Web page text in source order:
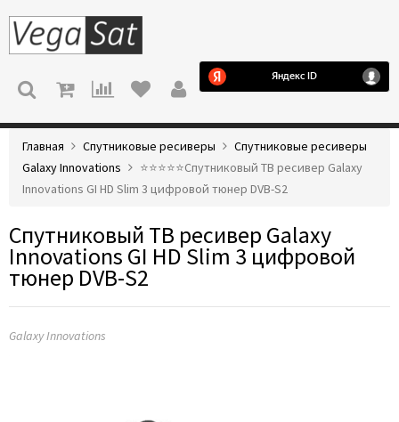
МЕНЮ
Главная Спутниковые ресиверы
Спутниковые ресиверы
Galaxy Innovations
⭐️⭐️⭐️⭐️⭐️Спутниковый ТВ ресивер Galaxy
Innovations GI HD Slim 3 цифровой тюнер DVB-S2
Спутниковый ТВ ресивер Galaxy
Innovations GI HD Slim 3 цифровой
тюнер DVB-S2
Galaxy Innovations